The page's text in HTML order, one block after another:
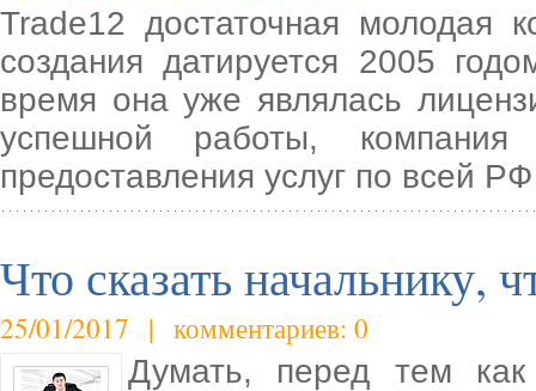
Trade12 достаточная молодая
создания датируется 2005
время она уже являлась
успешной работы,
предоставления услуг по всей
Что сказать начальнику,
25/01/2017 | комментариев: 0
Думать, перед тем как